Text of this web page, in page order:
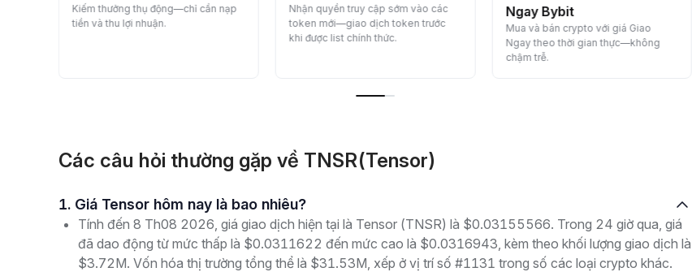
Kiếm thưởng thụ động—chỉ cần nạp
tiền và thu lợi nhuận.
Nhận quyền truy cập sớm vào các
token mới—giao dịch token trước
khi được list chính thức.
Ngay Bybit
Mua và bán crypto với giá Giao
Ngay theo thời gian thực—không
chậm trễ.
Các câu hỏi thường gặp về TNSR(Tensor)
1. Giá Tensor hôm nay là bao nhiêu?
Tính đến 8 Th08 2026, giá giao dịch hiện tại là Tensor (TNSR) là $0.03155566. Trong 24 giờ qua, giá
đã dao động từ mức thấp là $0.0311622 đến mức cao là $0.0316943, kèm theo khối lượng giao dịch là
$3.72M. Vốn hóa thị trường tổng thể là $31.53M, xếp ở vị trí số #1131 trong số các loại crypto khác.